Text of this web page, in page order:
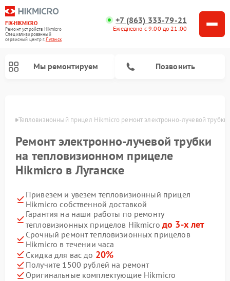
FIX-HIKMICRO
Ремонт устройств Hikmicro
Специализированный
cервисный центр г.Луганск
+7 (863) 333-79-21
Ежедневно с 9:00 до 21:00
Мы ремонтируем Позвонить
Тепловизионный прицел Hikmicro ремонт электронно-лучевой трубки
Ремонт электронно-лучевой трубки
на тепловизионном прицеле
Hikmicro в Луганске
Привезем и увезем тепловизионный прицел
Hikmicro собственной доставкой
Гарантия на наши работы по ремонту
тепловизионных прицелов Hikmicro до 3-х лет
Срочный ремонт тепловизионных прицелов
Hikmicro в течении часа
Скидка для вас до 20%
Получите 1500 рублей на ремонт
Оригинальные комплектующие Hikmicro